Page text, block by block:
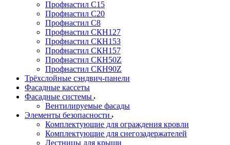
Профнастил С15
Профнастил С20
Профнастил С8
Профнастил СКН127
Профнастил СКН153
Профнастил СКН157
Профнастил СКН50Z
Профнастил СКН90Z
Трёхслойные сэндвич-панели
Фасадные кассеты
Фасадные системы
Вентилируемые фасады
Элементы безопасности
Комплектующие для ограждения кровли
Комплектующие для снегозадержателей
Лестницы для крыши